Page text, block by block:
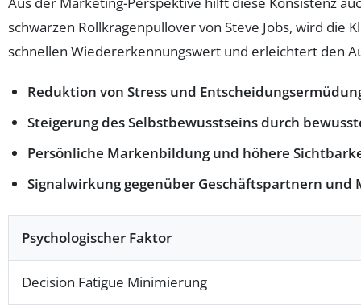
schwarzen Rollkragenpullover von Steve Jobs, wird
schnellen Wiedererkennungswert und erleichtert den
Reduktion von Stress und
Steigerung des Selbstbewusstseins durch
Persönliche Markenbildung und höhere
Signalwirkung gegenüber Geschäftspartnern und
Psychologischer Faktor
Decision Fatigue Minimierung